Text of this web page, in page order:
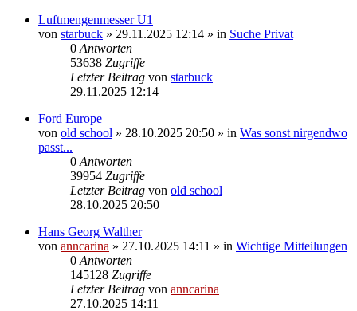
Luftmengenmesser U1
von starbuck » 29.11.2025 12:14 » in Suche Privat
0 Antworten
53638 Zugriffe
Letzter Beitrag von starbuck
29.11.2025 12:14
Ford Europe
von old school » 28.10.2025 20:50 » in Was sonst nirgendwo
passt...
0 Antworten
39954 Zugriffe
Letzter Beitrag von old school
28.10.2025 20:50
Hans Georg Walther
von anncarina » 27.10.2025 14:11 » in Wichtige Mitteilungen
0 Antworten
145128 Zugriffe
Letzter Beitrag von anncarina
27.10.2025 14:11